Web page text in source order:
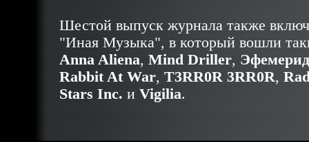
Шестой выпуск журнала также
"Иная Музыка", в который вошли
Anna Aliena, Mind Driller,
Rabbit At War, T3RR0R 3RR0R,
Stars Inc. и Vigilia.